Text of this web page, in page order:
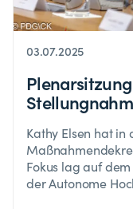
03.07.2025
Kathy Elsen hat
Fokus lag auf
der Autonome